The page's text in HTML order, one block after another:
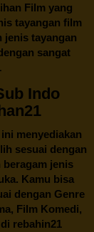
Film yang
tayangan film
jenis tayangan
sangat
Indo
menyediakan
sesuai dengan
beragam jenis
Kamu bisa
dengan Genre
Film Komedi,
rebahin21